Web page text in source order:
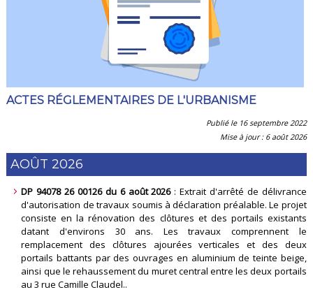
ACTES RÉGLEMENTAIRES DE L'URBANISME
Publié le 16 septembre 2022
Mise à jour : 6 août 2026
AOÛT 2026
DP 94078 26 00126 du 6 août 2026 : Extrait d'arrêté de délivrance
d'autorisation de travaux soumis à déclaration préalable. Le projet
consiste en la rénovation des clôtures et des portails existants
datant d'environs 30 ans. Les travaux comprennent le
remplacement des clôtures ajourées verticales et des deux
portails battants par des ouvrages en aluminium de teinte beige,
ainsi que le rehaussement du muret central entre les deux portails
au 3 rue Camille Claudel..